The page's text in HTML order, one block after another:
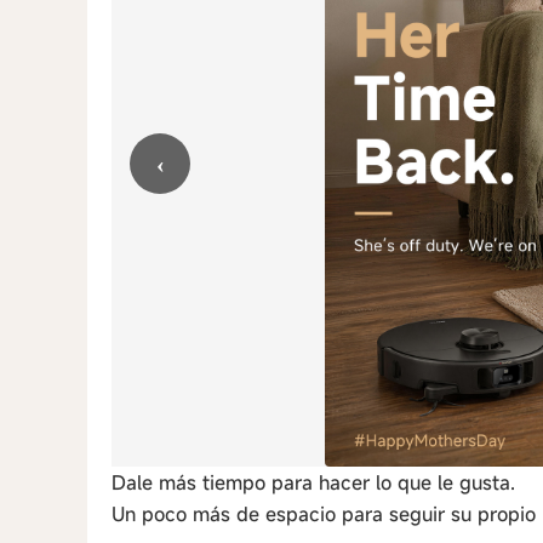
‹
Dale más tiempo para hacer lo que le gusta.
Un poco más de espacio para seguir su propio